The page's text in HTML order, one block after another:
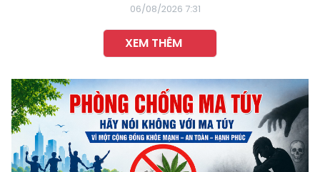
06/08/2026 7:31
XEM THÊM